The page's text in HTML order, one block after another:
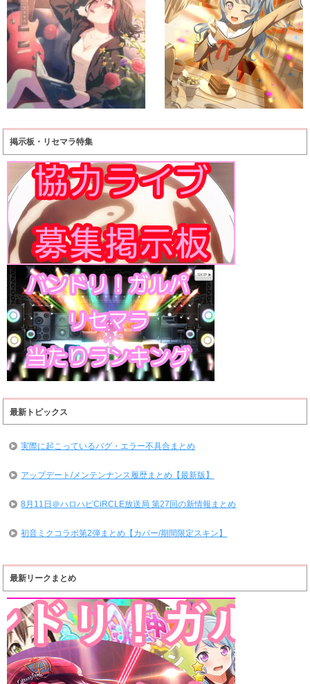
掲示板・リセマラ特集
最新トピックス
実際に起こっているバグ・エラー不具合まとめ
アップデート/メンテンナンス履歴まとめ【最新版】
8月11日＠ハロハピCiRCLE放送局 第27回の新情報まとめ
初音ミクコラボ第2弾まとめ【カバー/期間限定スキン】
最新リークまとめ